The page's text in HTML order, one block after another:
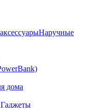
Наручные
дома